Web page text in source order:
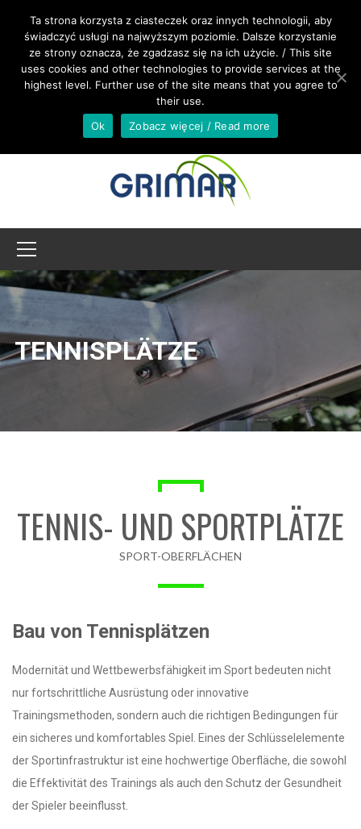
RUFEN SIE UNS AN +48 533 967 605
INTERNATIONAL@GRIMAR.EU
TENNISPLÄTZE
TENNIS- UND SPORTPLÄTZE
SPORT-OBERFLÄCHEN
Bau von Tennisplätzen
Modernität und Wettbewerbsfähigkeit im Sport bedeuten nicht
nur fortschrittliche Ausrüstung oder innovative
Trainingsmethoden, sondern auch die richtigen Bedingungen für
ein sicheres und komfortables Spiel. Eines der Schlüsselelemente
der Sportinfrastruktur ist eine hochwertige Oberfläche, die sowohl
die Effektivität des Trainings als auch den Schutz der Gesundheit
der Spieler beeinflusst.
Ta strona korzysta z ciasteczek oraz innych technologii, aby
świadczyć usługi na najwyższym poziomie. Dalsze korzystanie
ze strony oznacza, że zgadzasz się na ich użycie. / This site
uses cookies and other technologies to provide services at the
highest level. Further use of the site means that you agree to
their use.
Ok
Zobacz więcej / Read more